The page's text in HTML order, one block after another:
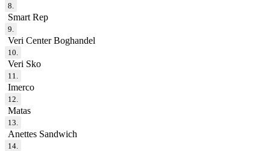
8.
Smart Rep
9.
Veri Center Boghandel
10.
Veri Sko
11.
Imerco
12.
Matas
13.
Anettes Sandwich
14.